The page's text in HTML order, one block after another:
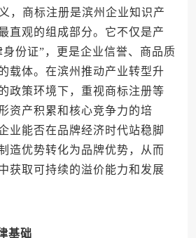
商标注册是滨州企业知识产
直观的组成部分。它不仅是产
份证”，更是企业信誉、商品质
载体。在滨州推动产业转型升
政策环境下，重视商标注册等
资产积累和核心竞争力的培
业能否在品牌经济时代站稳脚
造优势转化为品牌优势，从而
获取可持续的溢价能力和发展
基础